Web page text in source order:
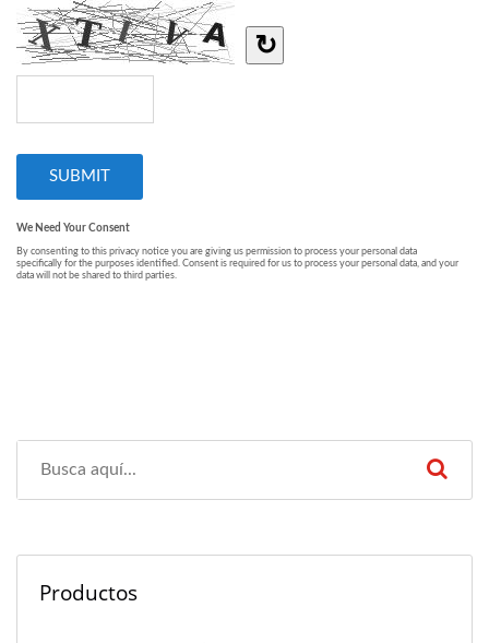
Productos